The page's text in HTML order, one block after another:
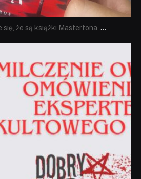
się, że są książki Mastertona, ...